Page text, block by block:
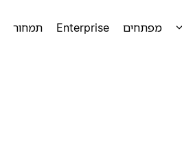
מפתחים Enterprise תמחור